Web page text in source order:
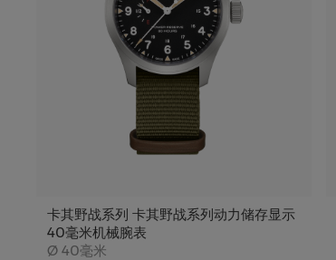
卡其野战系列 卡其野战系列动力储存显示
40毫米机械腕表
Ø Case size
40毫米